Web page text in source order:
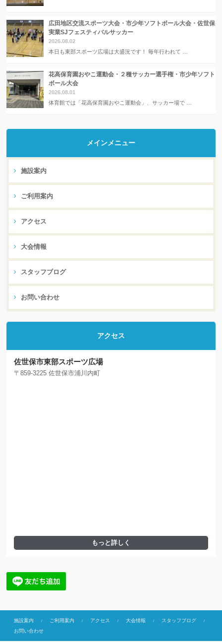
広田地区交流スポーツ大会・市少年ソフトボール大会・佐世保
実業SJフェスティバルサッカー
2026.08.02
本日も東部スポーツ広場は大盛況です！ 毎年行われて …
花高保育園おやこ運動会・２種サッカー選手権・市少年ソフト
ボール大会
2026.08.01
体育館では「花高保育園おやこ運動会」、サッカー場で …
メインメニュー
施設案内
ご利用案内
アクセス
大会情報
スタッフブログ
お問い合わせ
アクセス
佐世保市東部スポーツ広場
〒859-3225 佐世保市浦川内町
もっと詳しく
施設案内 ご利用案内 アクセス 大会情報
スタッフブログ
お問い合わせ